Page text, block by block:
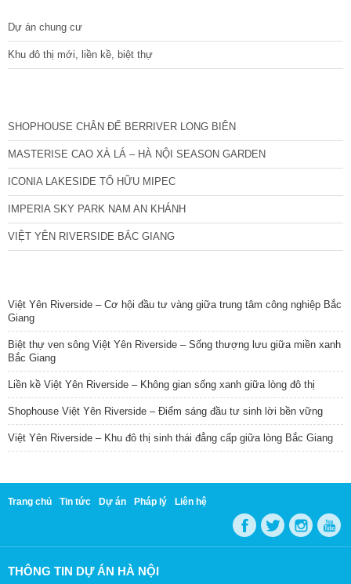
Dự án chung cư
Khu đô thị mới, liền kề, biệt thự
SHOPHOUSE CHÂN ĐẾ BERRIVER LONG BIÊN
MASTERISE CAO XÀ LÁ – HÀ NỘI SEASON GARDEN
ICONIA LAKESIDE TỐ HỮU MIPEC
IMPERIA SKY PARK NAM AN KHÁNH
VIỆT YÊN RIVERSIDE BẮC GIANG
Việt Yên Riverside – Cơ hội đầu tư vàng giữa trung tâm công nghiệp Bắc
Giang
Biệt thự ven sông Việt Yên Riverside – Sống thượng lưu giữa miền xanh
Bắc Giang
Liền kề Việt Yên Riverside – Không gian sống xanh giữa lòng đô thị
Shophouse Việt Yên Riverside – Điểm sáng đầu tư sinh lời bền vững
Việt Yên Riverside – Khu đô thị sinh thái đẳng cấp giữa lòng Bắc Giang
Trang chủ Tin tức Dự án Pháp lý Liên hệ
THÔNG TIN DỰ ÁN HÀ NỘI